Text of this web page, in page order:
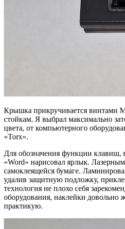
Крышка прикручивается винтами
стойкам. Я выбрал максимально
цвета, от компьютерного
«Torx».
Для обозначения функции клавиш,
«Word» нарисовал ярлык.
самоклеящейся бумаге.
удалив защитную подложку,
технология не плохо себя
оборудования, наклейки довольно
практикую.